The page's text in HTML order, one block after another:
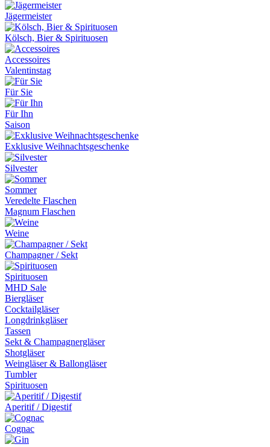
Jägermeister
Kölsch, Bier & Spirituosen
Accessoires
Valentinstag
Für Sie
Für Ihn
Saison
Exklusive Weihnachtsgeschenke
Silvester
Sommer
Veredelte Flaschen
Magnum Flaschen
Weine
Champagner / Sekt
Spirituosen
MHD Sale
Biergläser
Cocktailgläser
Longdrinkgläser
Tassen
Sekt & Champagnergläser
Shotgläser
Weingläser & Ballongläser
Tumbler
Spirituosen
Aperitif / Digestif
Cognac